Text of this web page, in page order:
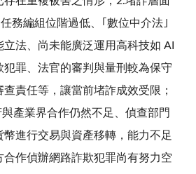
務編組位階過低、｢數位中介法｣
法、尚未能廣泛運用高科技如 AI
罪、法官的審判與量刑較為保守
責任等，讓當前堵詐成效受限；
產業界合作仍然不足、偵查部門
進行交易與資產移轉，能力不足
合作偵辦網路詐欺犯罪尚有努力空